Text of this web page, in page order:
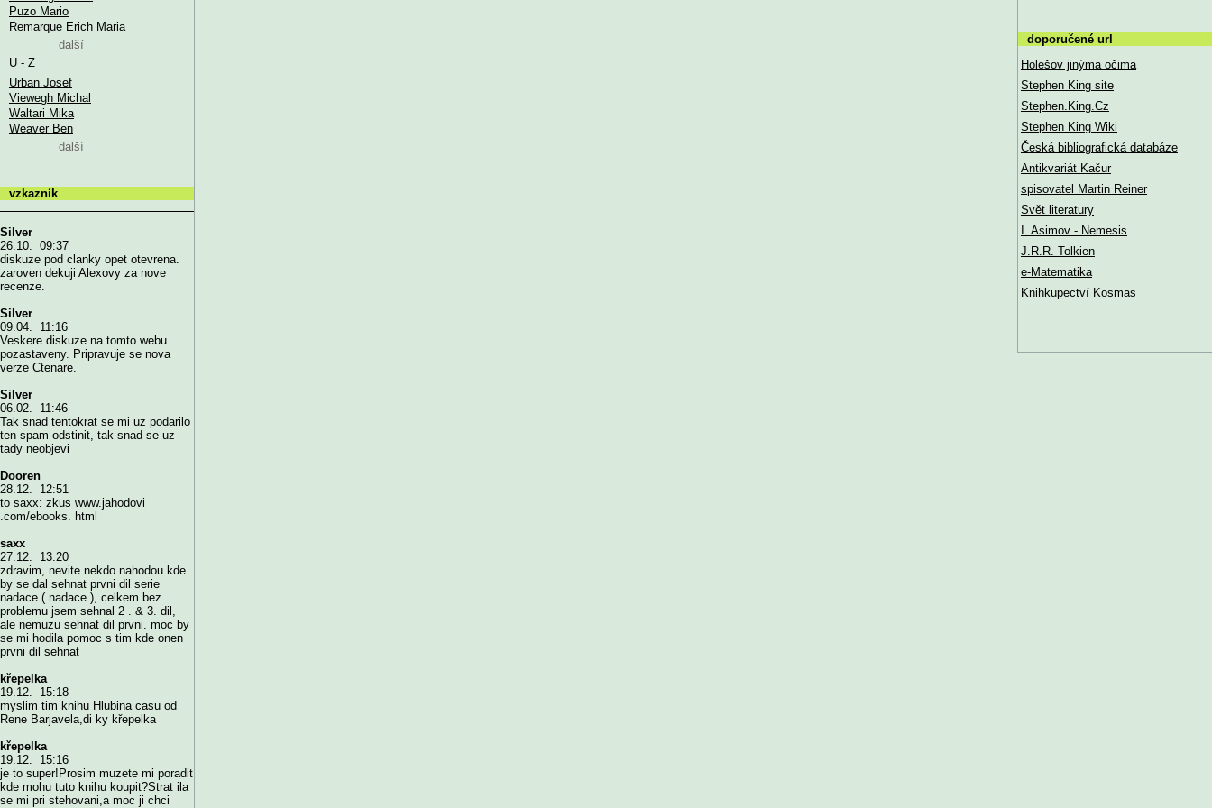
Puzo Mario
Remarque Erich Maria
další
U - Z
Urban Josef
Viewegh Michal
Waltari Mika
Weaver Ben
další
vzkazník
Silver
26.10. 09:37
diskuze pod clanky opet otevrena.
zaroven dekuji Alexovy za nove
recenze.
Silver
09.04. 11:16
Veskere diskuze na tomto webu
pozastaveny. Pripravuje se nova
verze Ctenare.
Silver
06.02. 11:46
Tak snad tentokrat se mi uz podarilo
ten spam odstinit, tak snad se uz
tady neobjevi
Dooren
28.12. 12:51
to saxx: zkus www.jahodovi
.com/ebooks. html
saxx
27.12. 13:20
zdravim, nevite nekdo nahodou kde
by se dal sehnat prvni dil serie
nadace ( nadace ), celkem bez
problemu jsem sehnal 2 . & 3. dil,
ale nemuzu sehnat dil prvni. moc by
se mi hodila pomoc s tim kde onen
prvni dil sehnat
křepelka
19.12. 15:18
myslim tim knihu Hlubina casu od
Rene Barjavela,di ky křepelka
křepelka
19.12. 15:16
je to super!Prosim muzete mi poradit
kde mohu tuto knihu koupit?Strat ila
se mi pri stehovani,a moc ji chci
doporučené url
Holešov jinýma očima
Stephen King site
Stephen.King.Cz
Stephen King Wiki
Česká bibliografická databáze
Antikvariát Kačur
spisovatel Martin Reiner
Svět literatury
I. Asimov - Nemesis
J.R.R. Tolkien
e-Matematika
Knihkupectví Kosmas